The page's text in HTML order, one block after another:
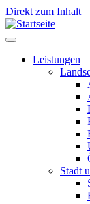
Direkt zum Inhalt
Leistungen
Leistungen
Stadt